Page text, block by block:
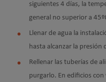
siguientes 4 días, la
general no superior a
Llenar de agua la
hasta alcanzar la
Rellenar las tuberías de
purgarlo. En edificios